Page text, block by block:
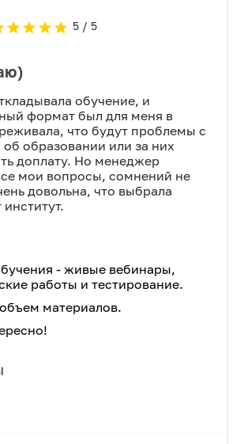
5/ 5
обучение, и
формат был для меня в
что будут проблемы с
образовании или за них
доплату. Но менеджер
мои вопросы, сомнений не
довольна, что выбрала
- живые вебинары,
работы и тестирование.
материалов.